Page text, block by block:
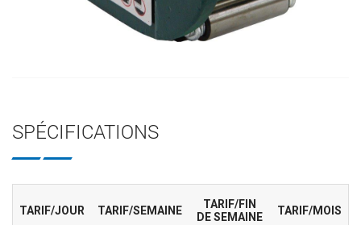
SPÉCIFICATIONS
TARIF/JOUR TARIF/SEMAINE
TARIF/FIN
DE SEMAINE
TARIF/MOIS